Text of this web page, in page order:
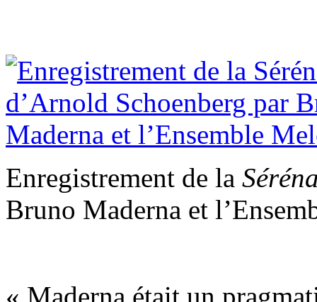
Enregistrement de la
Bruno Maderna et
« Maderna était un